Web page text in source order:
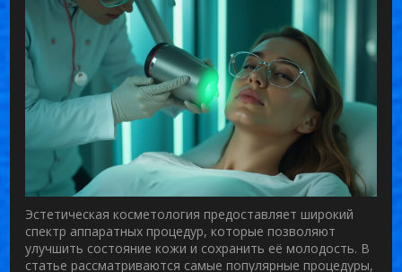
Эстетическая косметология предоставляет широкий
спектр аппаратных процедур, которые позволяют
улучшить состояние кожи и сохранить её молодость. В
статье рассматриваются самые популярные процедуры,